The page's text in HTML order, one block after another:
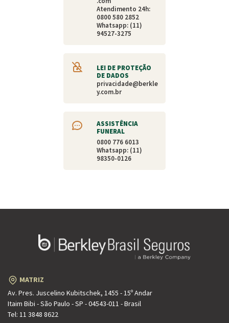
Atendimento 24h:
0800 580 2852
Whatsapp: (11)
94527-3275
LEI DE PROTEÇÃO
DE DADOS
privacidade@berkle
y.com.br
ASSISTÊNCIA
FUNERAL
0800 776 6013
Whatsapp: (11)
98350-0126
MATRIZ
Av. Pres. Juscelino Kubitschek, 1455 - 15º Andar
Itaim Bibi - São Paulo - SP - 04543-011 - Brasil
Tel: 11 3848 8622